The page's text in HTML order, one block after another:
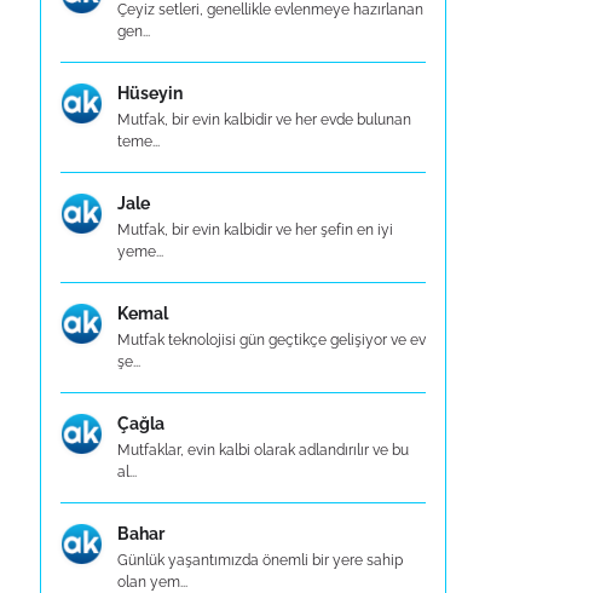
Çeyiz setleri, genellikle evlenmeye hazırlanan
gen...
Hüseyin
Mutfak, bir evin kalbidir ve her evde bulunan
teme...
Jale
Mutfak, bir evin kalbidir ve her şefin en iyi
yeme...
Kemal
Mutfak teknolojisi gün geçtikçe gelişiyor ve ev
şe...
Çağla
Mutfaklar, evin kalbi olarak adlandırılır ve bu
al...
Bahar
Günlük yaşantımızda önemli bir yere sahip
olan yem...